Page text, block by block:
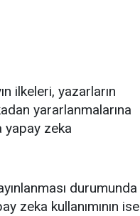
ilkeleri, yazarların
yararlanmalarına
yapay zeka
durumunda
zeka kullanımının ise